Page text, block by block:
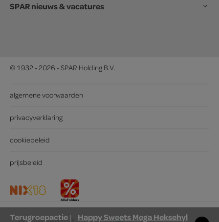
SPAR nieuws & vacatures
© 1932 - 2026 - SPAR Holding B.V.
algemene voorwaarden
privacyverklaring
cookiebeleid
prijsbeleid
Terugroepactie| Happy Sweets Mega Heksehyl